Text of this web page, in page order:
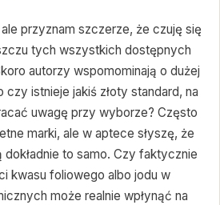
przyznam szczerze, że czuję się
tych wszystkich dostępnych
autorzy wspomominają o dużej
czy istnieje jakiś złoty standard, na
uwagę przy wyborze? Często
marki, ale w aptece słyszę, że
dokładnie to samo. Czy faktycznie
kwasu foliowego albo jodu w
może realnie wpłynąć na